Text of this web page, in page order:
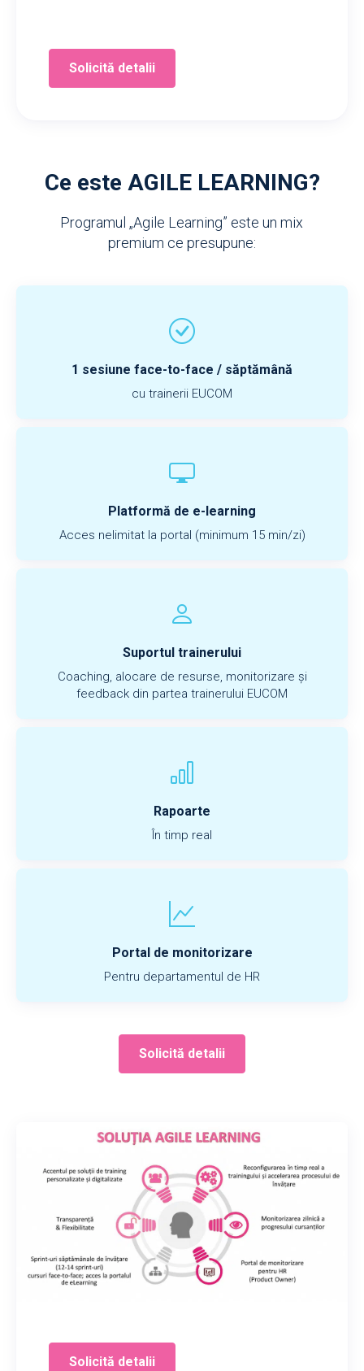
Solicită detalii
Ce este AGILE LEARNING?
Programul „Agile Learning” este un mix
premium ce presupune:
1 sesiune face-to-face / săptămână
cu trainerii EUCOM
Platformă de e-learning
Acces nelimitat la portal (minimum 15 min/zi)
Suportul trainerului
Coaching, alocare de resurse, monitorizare și
feedback din partea trainerului EUCOM
Rapoarte
În timp real
Portal de monitorizare
Pentru departamentul de HR
Solicită detalii
Solicită detalii